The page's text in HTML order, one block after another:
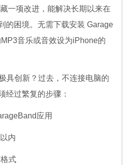
一项改进，能解决长期以来在
的困境。无需下载安装 Garage
音乐或音效设为iPhone的
具创新？过去，不连接电脑的
经过繁复的步骤：
应用
内
式